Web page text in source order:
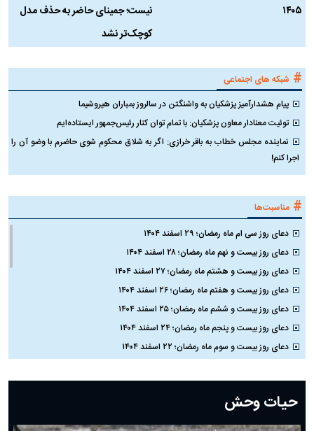
۱۴۰۵
نیست؛ جمینای حاضر به حذف مدل
کوچک‌تر نشد
# شبکه های اجتماعی
پیام هشدارآمیز پزشکیان به واشنگتن در سالروز بمباران هیروشیما
توئیت معنادار معاون پزشکیان: با تمام توان کنار رئیس‌جمهور ایستاده‌ایم
نماینده مجلس خطاب به باقر خرازی: اگر به شلاق محکوم شوی حاضرم با وضو آن را
اجرا کنم!
# مناسبت‌ها
دعای روز سی ام ماه رمضان؛ ۲۹ اسفند ۱۴۰۴
دعای روز بیست و نهم ماه رمضان؛ ۲۸ اسفند ۱۴۰۴
دعای روز بیست و هشتم ماه رمضان؛ ۲۷ اسفند ۱۴۰۴
دعای روز بیست و هفتم ماه رمضان؛ ۲۶ اسفند ۱۴۰۴
دعای روز بیست و ششم ماه رمضان؛ ۲۵ اسفند ۱۴۰۴
دعای روز بیست و پنجم ماه رمضان؛ ۲۴ اسفند ۱۴۰۴
دعای روز بیست و سوم ماه رمضان؛ ۲۲ اسفند ۱۴۰۴
دعای روز بیستم ماه رمضان؛ ۱۹ اسفند ۱۴۰۴
دعای روز هشتم ماه مبارک رمضان؛ ۷ اسفند ماه ۱۴۰۴
دعای روز هفتم ماه رمضان؛ ۶ اسفند ۱۴۰۴
حیات وحش